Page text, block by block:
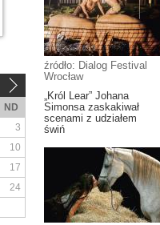
źródło: Dialog Festival
Wrocław
„Król Lear” Johana
Simonsa zaskakiwał
scenami z udziałem
świń
ND
3
10
17
24